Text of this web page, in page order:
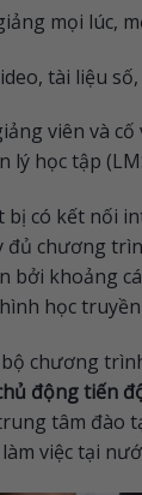
mọi lúc,
tài liệu
viên và
lý học tập
bị có kết nối
đủ chương
bởi khoảng
học
chương
động tiến
tâm đào
việc tại